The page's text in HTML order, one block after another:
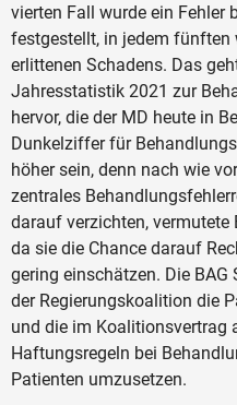
vierten Fall wurde ein Fehler
festgestellt, in jedem fünften
erlittenen Schadens. Das
Jahresstatistik 2021 zur
hervor, die der MD heute in
Dunkelziffer für
höher sein, denn nach wie
zentrales
darauf verzichten,
da sie die Chance darauf
gering einschätzen. Die BAG
der Regierungskoalition die
und die im Koalitionsvertrag
Haftungsregeln bei
Patienten umzusetzen.